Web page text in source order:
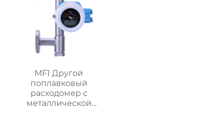
MF1 Другой
поплавковый
расходомер с
металлической